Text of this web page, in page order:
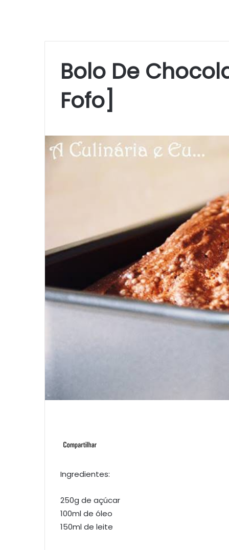
Bolo De
Fofo]
Ingredientes:
250g de açúcar
100ml de óleo
150ml de leite